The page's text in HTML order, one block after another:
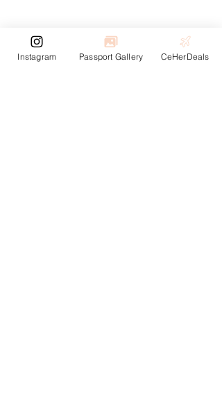
Instagram Passport Gallery CeHerDeals